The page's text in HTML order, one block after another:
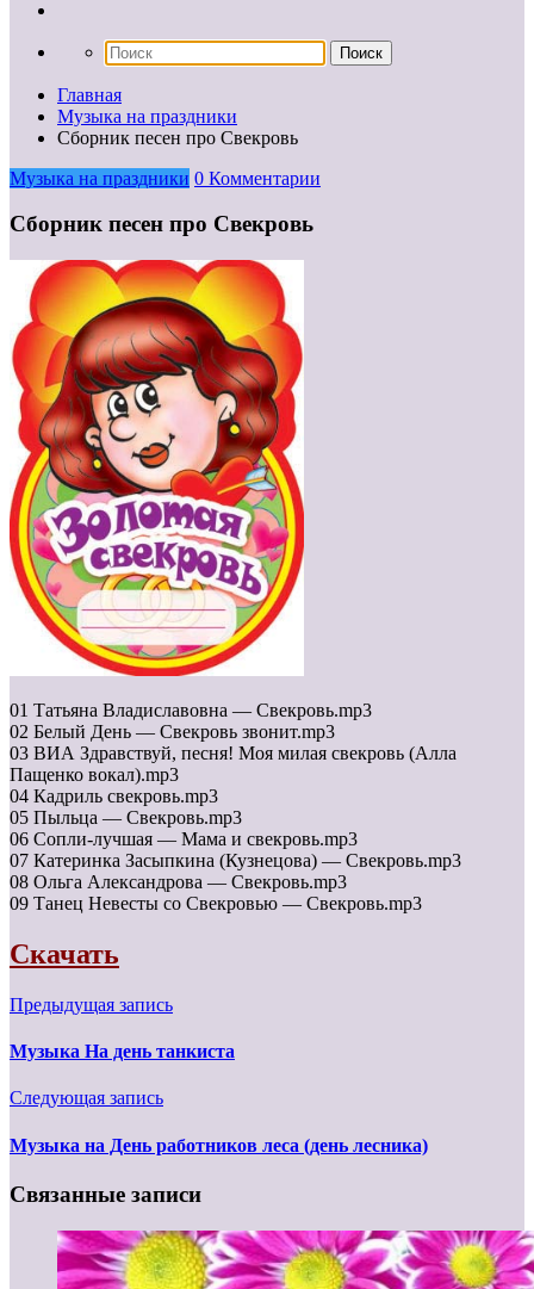
Главная
Музыка на праздники
Сборник песен про Свекровь
Музыка на праздники 0 Комментарии
Сборник песен про Свекровь
01 Татьяна Владиславовна — Свекровь.mp3
02 Белый День — Свекровь звонит.mp3
03 ВИА Здравствуй, песня! Моя милая свекровь (Алла
Пащенко вокал).mp3
04 Кадриль свекровь.mp3
05 Пыльца — Свекровь.mp3
06 Сопли-лучшая — Мама и свекровь.mp3
07 Катеринка Засыпкина (Кузнецова) — Свекровь.mp3
08 Ольга Александрова — Свекровь.mp3
09 Танец Невесты со Свекровью — Свекровь.mp3
Скачать
Предыдущая запись
Музыка На день танкиста
Следующая запись
Музыка на День работников леса (день лесника)
Связанные записи